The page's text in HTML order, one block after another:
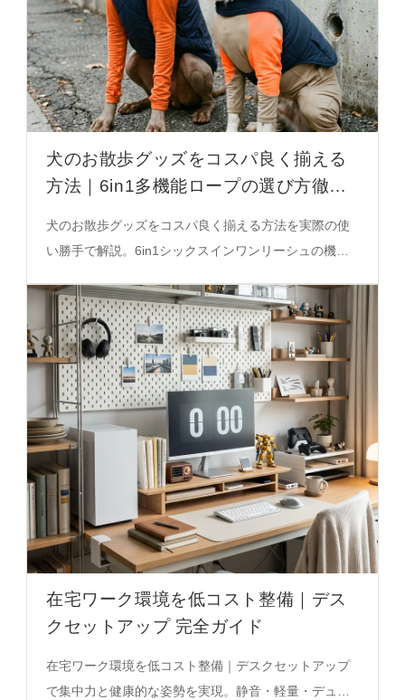
犬のお散歩グッズをコスパ良く揃える
方法｜6in1多機能ロープの選び方徹底
犬のお散歩グッズをコスパ良く揃える方法を実際の使
い勝手で解説。6in1シックスインワンリーシュの機能
必見。
在宅ワーク環境を低コスト整備｜デス
クセットアップ 完全ガイド
在宅ワーク環境を低コスト整備｜デスクセットアップ
で集中力と健康的な姿勢を実現。静音・軽量・デュア